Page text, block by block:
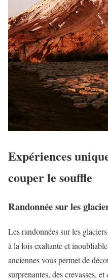
Expériences
couper le souffle
Randonnée sur les
Les randonnées sur les
à la fois exaltante et
anciennes vous permet de
surprenantes, des crevasses,